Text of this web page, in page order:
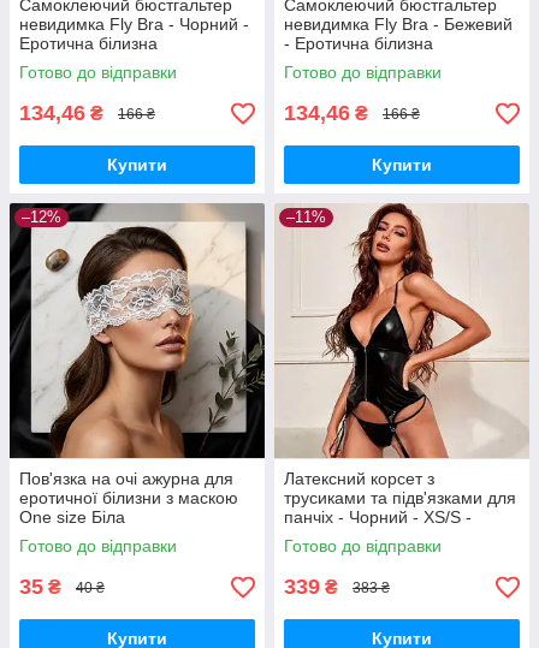
Самоклеючий бюстгальтер
невидимка Fly Bra - Чорний -
Еротична білизна
Готово до відправки
134,46 ₴ 166 ₴
Купити
Самоклеючий бюстгальтер
невидимка Fly Bra - Бежевий
- Еротична білизна
Готово до відправки
134,46 ₴ 166 ₴
Купити
–12%
Пов'язка на очі ажурна для
еротичної білизни з маскою
One size Біла
Готово до відправки
35 ₴ 40 ₴
Купити
–11%
Латексний корсет з
трусиками та підв'язками для
панчіх - Чорний - XS/S -
Еротична білизна
Готово до відправки
339 ₴ 383 ₴
Купити